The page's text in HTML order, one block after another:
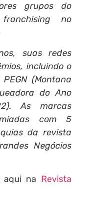
grupos do
no
suas redes
incluindo o
(Montana
do Ano
As marcas
com 5
da revista
Negócios
aqui na Revista